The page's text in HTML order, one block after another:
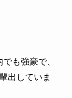
も強豪で、
出していま